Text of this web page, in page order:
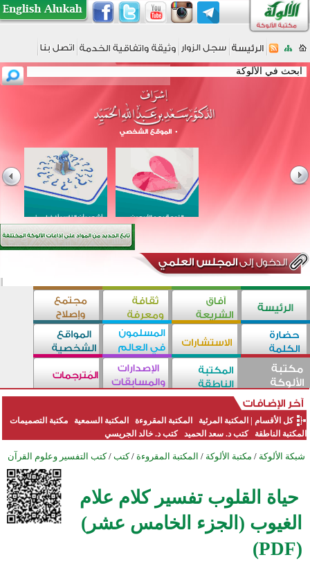
كل الأقسام المكتبة المرئية المكتبة المقروءة المكتبة السمعية
مكتبة التصميمات
المكتبة الناطقة
كتب د. سعد الحميد كتب د. خالد الجريسي
شبكة الألوكة / مكتبة الألوكة / المكتبة المقروءة / كتب / كتب التفسير وعلوم القرآن
حياة القلوب تفسير كلام علام
الغيوب (الجزء الخامس عشر)
(PDF)